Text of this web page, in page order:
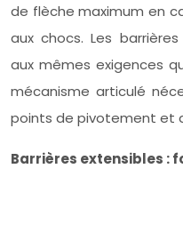
de flèche maximum en
aux chocs. Les
aux mêmes exigences
mécanisme articulé
points de pivotement et
Barrières extensibles :